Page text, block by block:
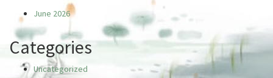
June 2026
Categories
Uncategorized